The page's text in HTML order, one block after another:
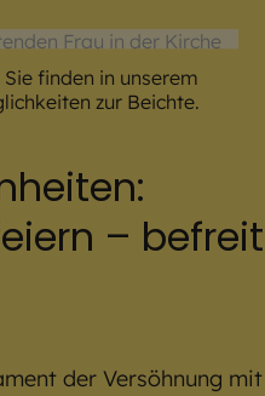
encierro / stock.adobe.com
finden in unserem
zur Beichte.
– befreit
der Versöhnung mit